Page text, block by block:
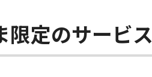
定のサービス